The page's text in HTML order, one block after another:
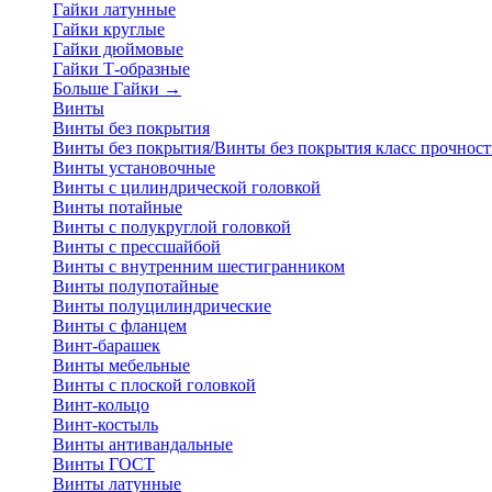
Гайки латунные
Гайки круглые
Гайки дюймовые
Гайки Т-образные
Больше Гайки →
Винты
Винты без покрытия
Винты без покрытия/Винты без покрытия класс
Винты установочные
Винты с цилиндрической головкой
Винты потайные
Винты с полукруглой головкой
Винты с прессшайбой
Винты с внутренним шестигранником
Винты полупотайные
Винты полуцилиндрические
Винты с фланцем
Винт-барашек
Винты мебельные
Винты с плоской головкой
Винт-кольцо
Винт-костыль
Винты антивандальные
Винты ГОСТ
Винты латунные